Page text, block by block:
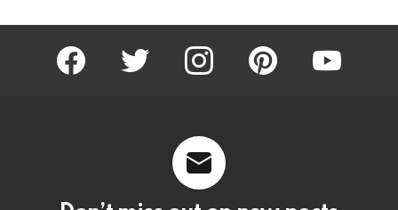
facebook twitter instagram pinterest youtube